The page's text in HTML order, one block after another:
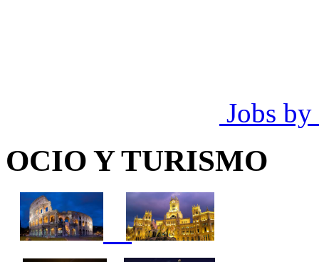
Jobs by
OCIO Y TURISMO